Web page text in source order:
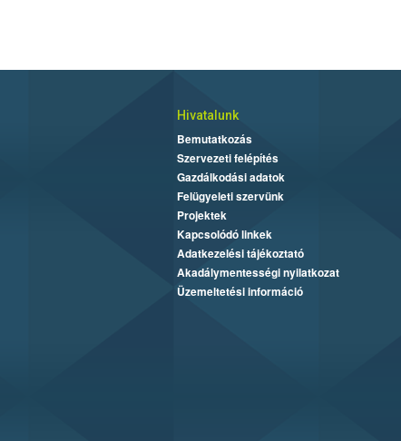
Hivatalunk
Bemutatkozás
Szervezeti felépítés
Gazdálkodási adatok
Felügyeleti szervünk
Projektek
Kapcsolódó linkek
Adatkezelési tájékoztató
Akadálymentességi nyilatkozat
Üzemeltetési információ